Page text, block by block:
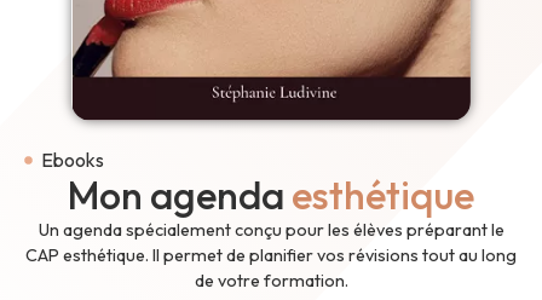
Ebooks
Mon agenda esthétique
Un agenda spécialement conçu pour les élèves préparant le
CAP esthétique. Il permet de planifier vos révisions tout au long
de votre formation.